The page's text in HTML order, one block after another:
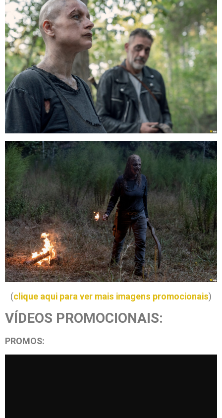
(clique aqui para ver mais imagens promocionais)
VÍDEOS PROMOCIONAIS:
PROMOS: